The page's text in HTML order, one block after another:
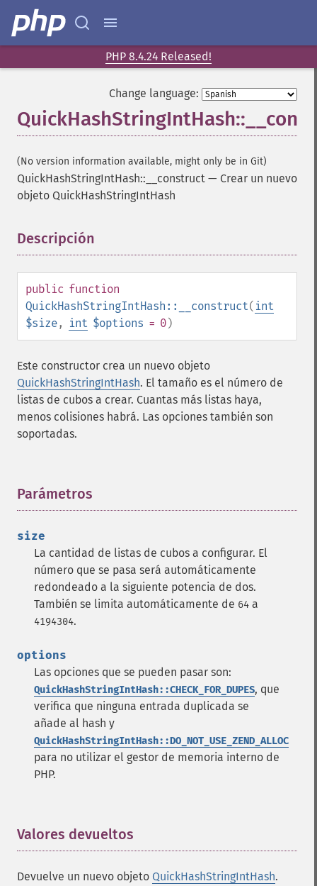
PHP 8.4.24 Released!
Change language:
(No version information available, might only be in Git)
QuickHashStringIntHash::__construct — Crear un nuevo
objeto QuickHashStringIntHash
Descripción
public function
QuickHashStringIntHash::__construct( int
$size, int $options = 0)
Este constructor crea un nuevo objeto
QuickHashStringIntHash. El tamaño es el número de
listas de cubos a crear. Cuantas más listas haya,
menos colisiones habrá. Las opciones también son
soportadas.
Parámetros
size
La cantidad de listas de cubos a configurar. El
número que se pasa será automáticamente
redondeado a la siguiente potencia de dos.
También se limita automáticamente de 64 a
4194304.
options
Las opciones que se pueden pasar son:
QuickHashStringIntHash::CHECK_FOR_DUPES, que
verifica que ninguna entrada duplicada se
añade al hash y
QuickHashStringIntHash::DO_NOT_USE_ZEND_ALLOC
para no utilizar el gestor de memoria interno de
PHP.
Valores devueltos
Devuelve un nuevo objeto QuickHashStringIntHash.